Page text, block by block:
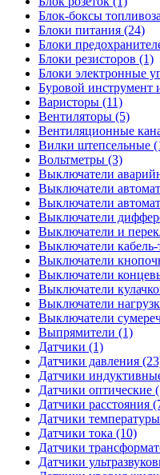
Блок-боксы
Блоки питания (24)
Блоки
Блоки резисторов (1)
Блоки электронные
Буровой инструмент
Варисторы (11)
Вентиляторы (5)
Вентиляционные
Вилки штепсельные
Вольтметры (3)
Выключатели
Выключатели
Выключатели
Выключатели
Выключатели и
Выключатели
Выключатели
Выключатели
Выключатели
Выключатели
Выключатели
Выпрямители (1)
Датчики (1)
Датчики давления
Датчики
Датчики оптические
Датчики расстояния
Датчики
Датчики тока (10)
Датчики
Датчики